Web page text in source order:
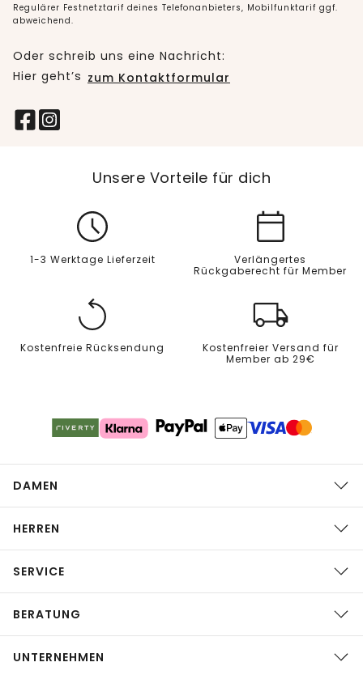
Regulärer Festnetztarif deines Telefonanbieters, Mobilfunktarif ggf.
abweichend.
Oder schreib uns eine Nachricht:
Hier geht’s zum Kontaktformular
Unsere Vorteile für dich
1-3 Werktage Lieferzeit
Verlängertes
Rückgaberecht für Member
Kostenfreie Rücksendung
Kostenfreier Versand für
Member ab 29€
DAMEN
HERREN
SERVICE
BERATUNG
UNTERNEHMEN